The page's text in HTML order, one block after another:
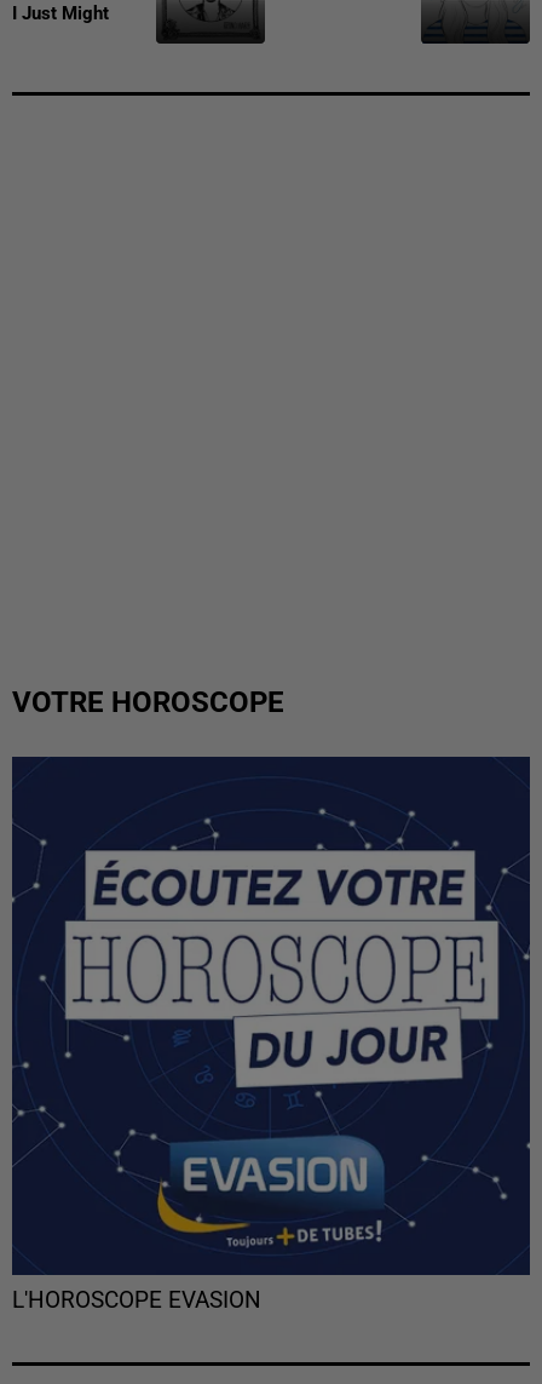
I Just Might
VOTRE HOROSCOPE
L'HOROSCOPE EVASION